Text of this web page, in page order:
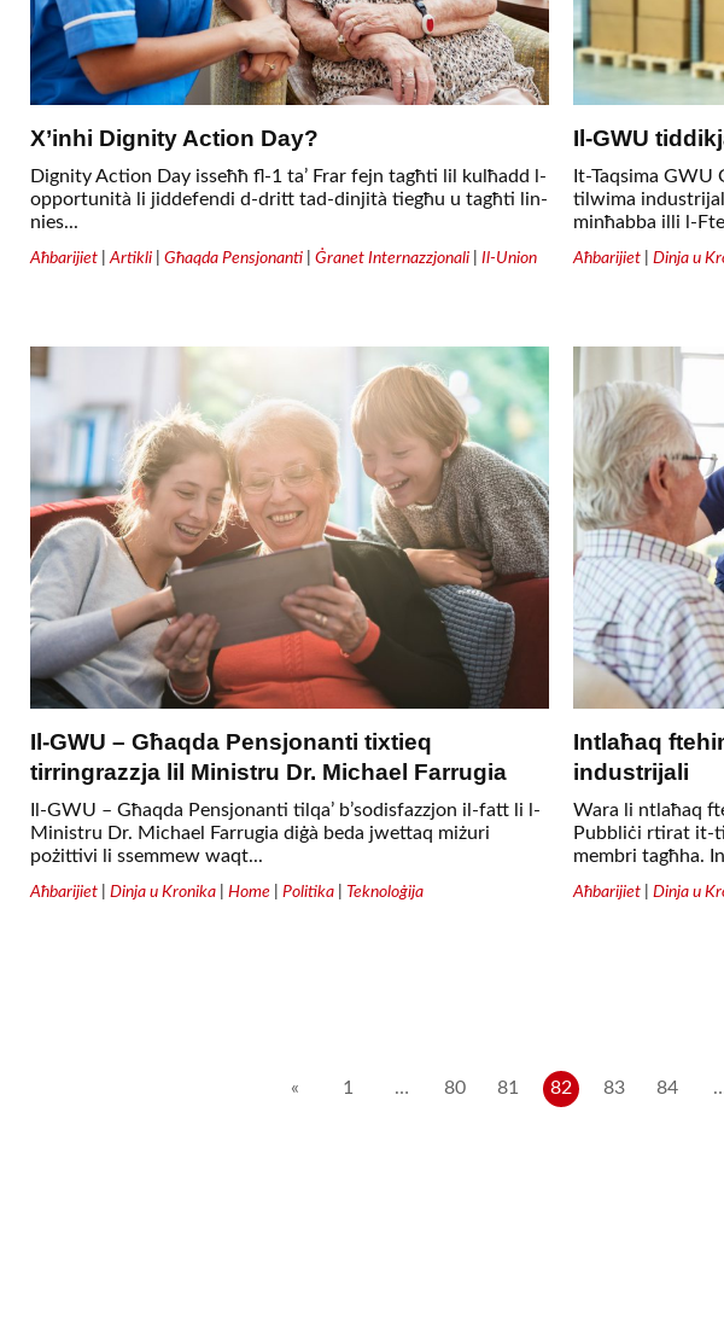
X’inhi Dignity Action Day?
Dignity Action Day isseħħ fl-1 ta’ Frar fejn tagħti lil kulħadd l-
opportunità li jiddefendi d-dritt tad-dinjità tiegħu u tagħti lin-
nies...
Aħbarijiet |Artikli Għaqda Pensjonanti Ġranet Internazzjonali Il-Union
Il-GWU
It-Taqsima
tilwima
minħabba illi l-
Aħbarijiet| Dinja u
Il-GWU – Għaqda Pensjonanti tixtieq
tirringrazzja lil Ministru Dr. Michael Farrugia
Il-GWU – Għaqda Pensjonanti tilqa’ b’sodisfazzjon il-fatt li l-
Ministru Dr. Michael Farrugia diġà beda jwettaq miżuri
pożittivi li ssemmew waqt...
Aħbarijiet Dinja u Kronika Home Politika Teknoloġija
Intlaħaq
industrijali
Wara li ntlaħaq
Pubbliċi rtirat it-
membri tagħha.
Aħbarijiet| Dinja u
« 1 … 80 81 82 83 84